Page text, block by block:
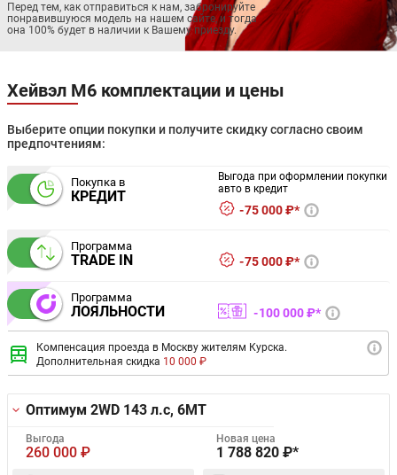
Перед тем, как отправиться к нам, забронируйте
понравившуюся модель на нашем сайте, и тогда
она 100% будет в наличии к Вашему приезду.
Хейвэл М6 комплектации и цены
Выберите опции покупки и получите скидку согласно своим
предпочтениям:
Покупка в
КРЕДИТ
Выгода при оформлении покупки
авто в кредит
75 000 ₽*
Программа
TRADE IN 75 000 ₽*
Программа
ЛОЯЛЬНОСТИ 100 000 ₽*
Компенсация проезда в Москву жителям Курска.
Дополнительная скидка 10 000 ₽
Оптимум 2WD 143 л.с, 6MT
Выгода
260 000 ₽
Новая цена
1 788 820 ₽*